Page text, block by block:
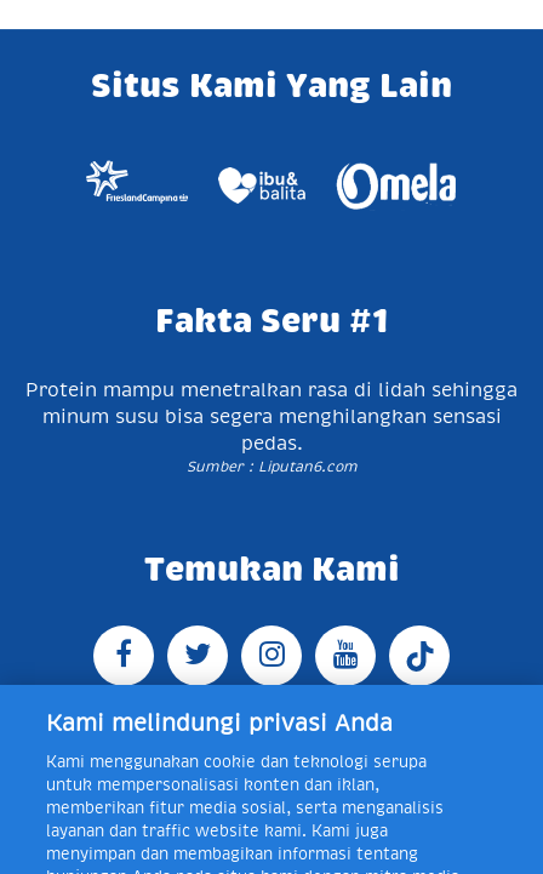
Situs Kami Yang Lain
Fakta Seru #1
Protein mampu menetralkan rasa di lidah sehingga
minum susu bisa segera menghilangkan sensasi
pedas.
Sumber : Liputan6.com
Temukan Kami
Jl. Raya Bogor KM 5, Pasar Rebo, Jakarta Timur,
Indonesia 13760
Telp +62 21 8410945 | PO BOX
4074 Jakarta 13760 Indonesia
Toll Free Layanan Peduli Frisian Flag 0-80018-21-406;
Kami melindungi privasi Anda
Kami menggunakan cookie dan teknologi serupa
untuk mempersonalisasi konten dan iklan,
memberikan fitur media sosial, serta menganalisis
layanan dan traffic website kami. Kami juga
menyimpan dan membagikan informasi tentang